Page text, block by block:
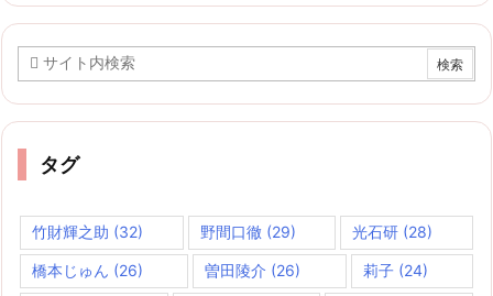
イ
タグ
竹財輝之助 (32) 野間口徹(29) 光石研 (28)
橋本じゅん (26) 曽田陵介 (26) 莉子(24)